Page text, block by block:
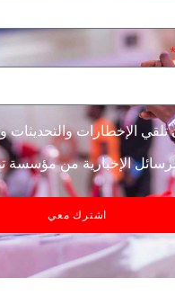
الإخطارات والتحديثات
الإخبارية من مؤسسة
اشترك معي